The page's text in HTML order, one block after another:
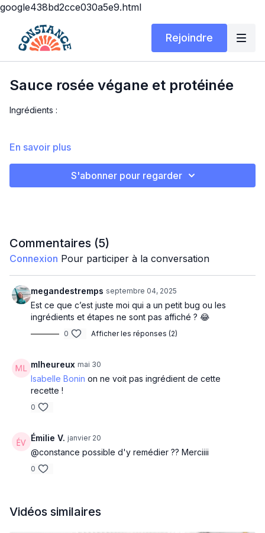
google438bd2cce030a5e9.html
Rejoindre
Sauce rosée végane et protéinée
Ingrédients :
Préparation :
En savoir plus
S'abonner pour regarder
Commentaires (5)
Connexion Pour participer à la conversation
megandestremps septembre 04, 2025
Est ce que c’est juste moi qui a un petit bug ou les
ingrédients et étapes ne sont pas affiché ? 😂
0 Afficher les réponses (2)
mlheureux mai 30
Isabelle Bonin on ne voit pas ingrédient de cette
recette !
0
Émilie V. janvier 20
@constance possible d'y remédier ?? Merciiii
0
Vidéos similaires